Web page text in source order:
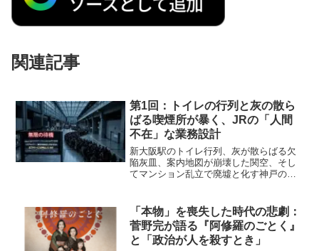
関連記事
第1回：トイレの行列と灰の散ら
ばる喫煙所が暴く、JRの「人間
不在」な業務設計
新大阪駅のトイレ行列、灰が散らばる欠
陥灰皿、案内地図が崩壊した関空、そし
てマンション乱立で廃墟と化す神戸の
画の病理を撃つ。
「本物」を喪失した時代の悲劇：
菅野完が語る『阿修羅のごとく』
と「政治が人を殺すとき」